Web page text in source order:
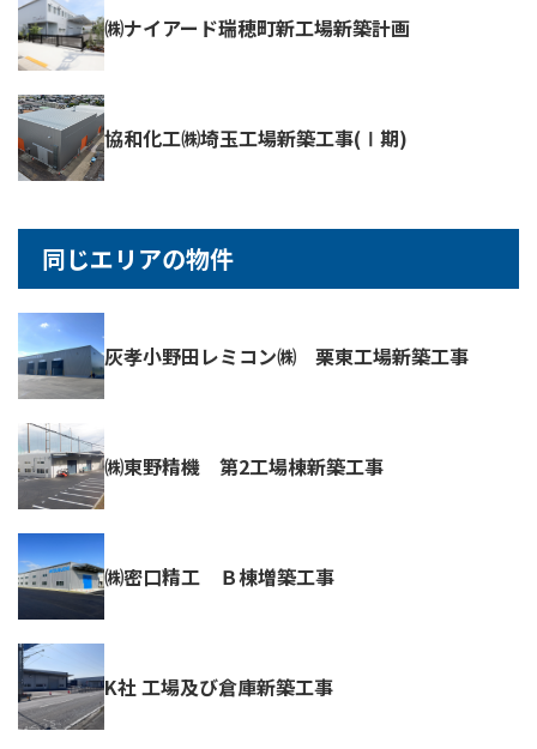
㈱ナイアード瑞穂町新工場新築計画
協和化工㈱埼玉工場新築工事(Ⅰ期)
同じエリアの物件
灰孝小野田レミコン㈱ 栗東工場新築工事
㈱東野精機 第2工場棟新築工事
㈱密口精工 Ｂ棟増築工事
K社 工場及び倉庫新築工事